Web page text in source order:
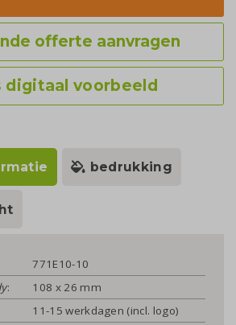
offerte aanvragen
digitaal voorbeeld
bedrukking
771E10-10
:
108 x 26 mm
11-15 werkdagen (incl. logo)